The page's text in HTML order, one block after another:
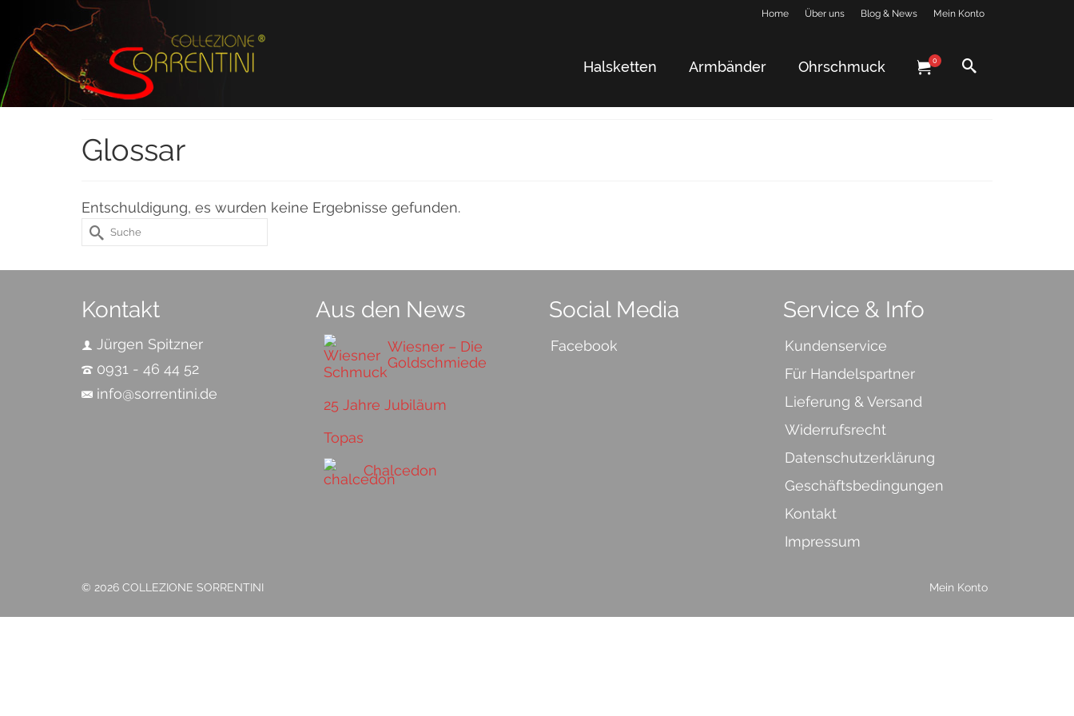
Home Über uns Blog & News Mein Konto
Halsketten Armbänder Ohrschmuck 0
Glossar
Entschuldigung, es wurden keine Ergebnisse gefunden.
Suche
nach:
Kontakt
Jürgen Spitzner
0931 - 46 44 52
info@sorrentini.de
Aus den News
Wiesner – Die
Goldschmiede
25 Jahre Jubiläum
Topas
Chalcedon
Social Media
Facebook
Service & Info
Kundenservice
Für Handelspartner
Lieferung & Versand
Widerrufsrecht
Datenschutzerklärung
Geschäftsbedingungen
Kontakt
Impressum
Mein Konto
© 2026 COLLEZIONE SORRENTINI